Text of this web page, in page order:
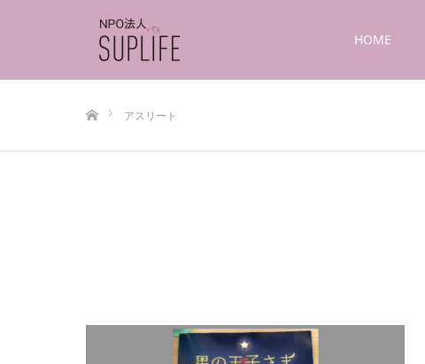
HOME
アスリート